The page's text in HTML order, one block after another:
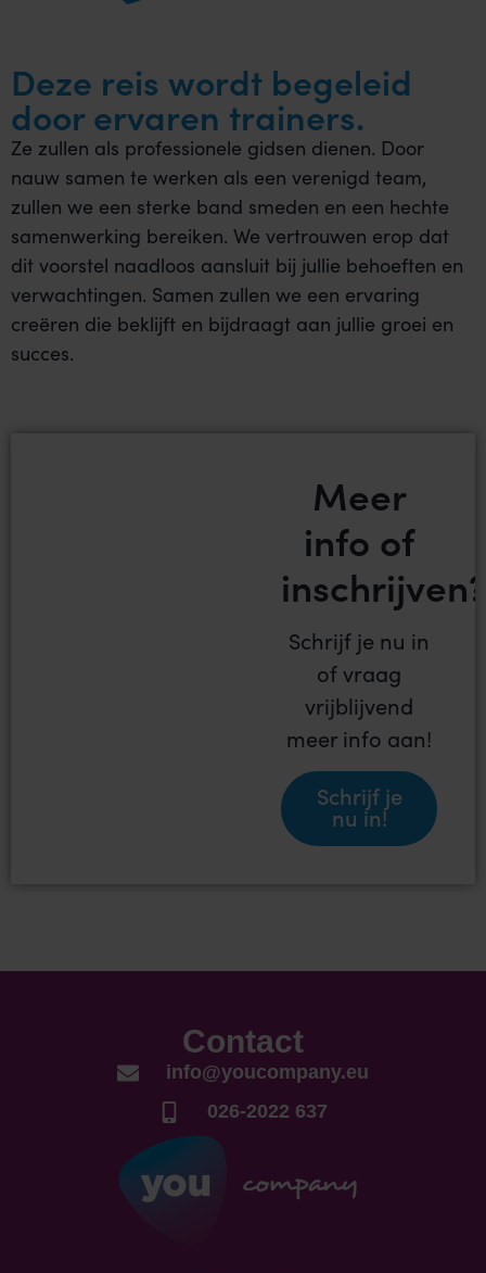
Deze reis wordt begeleid
door ervaren trainers.
Ze zullen als professionele gidsen dienen. Door
nauw samen te werken als een verenigd team,
zullen we een sterke band smeden en een hechte
samenwerking bereiken. We vertrouwen erop dat
dit voorstel naadloos aansluit bij jullie behoeften en
verwachtingen. Samen zullen we een ervaring
creëren die beklijft en bijdraagt aan jullie groei en
succes.
Meer
info of
inschrijven?
Schrijf je nu in
of vraag
vrijblijvend
meer info aan!
Schrijf je
nu in!
Contact
info@youcompany.eu
026-2022 637